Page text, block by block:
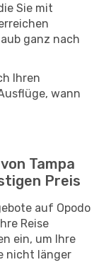
Sie mit
ganz nach
Ihren
wann
Tampa
Preis
auf Opodo
Reise
ein, um Ihre
nicht länger